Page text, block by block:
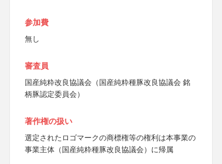
参加費
無し
審査員
国産純粋改良協議会（国産純粋種豚改良協議会 銘
柄豚認定委員会）
著作権の扱い
選定されたロゴマークの商標権等の権利は本事業の
事業主体（国産純粋種豚改良協議会）に帰属